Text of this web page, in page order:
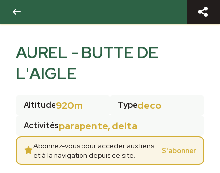
AUREL - BUTTE DE
L'AIGLE
Altitude920m Typedeco
Activitésparapente, delta
Abonnez-vous pour accéder aux liens
et à la navigation depuis ce site.
S'abonner